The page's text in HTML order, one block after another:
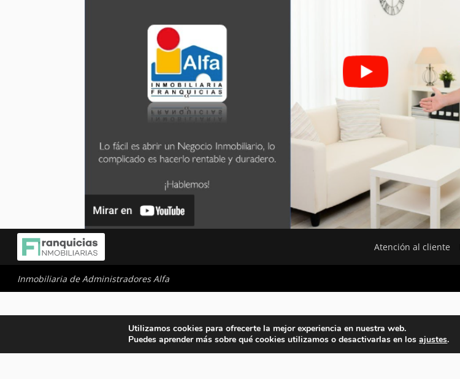
Atención al cliente
Inmobiliaria de Administradores Alfa
Utilizamos cookies para ofrecerte la mejor experiencia en nuestra web.
Puedes aprender más sobre qué cookies utilizamos o desactivarlas en losajustes.